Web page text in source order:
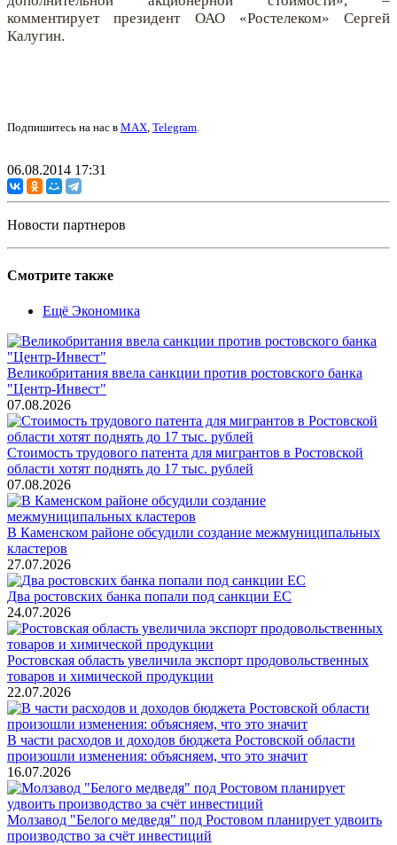
комментирует президент ОАО «Ростелеком» Сергей
Калугин.
Подпишитесь на нас в MAX, Telegram.
06.08.2014 17:31
Новости партнеров
Смотрите также
Ещё Экономика
Великобритания ввела санкции против ростовского банка
"Центр-Инвест"
07.08.2026
Стоимость трудового патента для мигрантов в Ростовской
области хотят поднять до 17 тыс. рублей
07.08.2026
В Каменском районе обсудили создание межмуниципальных
кластеров
27.07.2026
Два ростовских банка попали под санкции ЕС
24.07.2026
Ростовская область увеличила экспорт продовольственных
товаров и химической продукции
22.07.2026
В части расходов и доходов бюджета Ростовской области
произошли изменения: объясняем, что это значит
16.07.2026
Молзавод "Белого медведя" под Ростовом планирует удвоить
производство за счёт инвестиций